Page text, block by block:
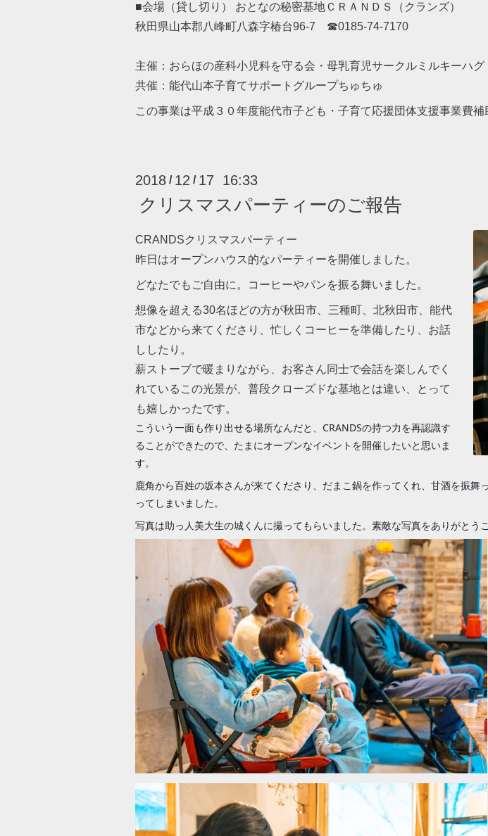
■会場（貸し切り） おとなの秘密基地ＣＲＡＮＤＳ（クランズ）
秋田県山本郡八峰町八森字椿台96-7 ☎0185-74-7170
主催：おらほの産科小児科を守る会・母乳育児サークルミルキーハ
共催：能代山本子育てサポートグループちゅちゅ
この事業は平成３０年度能代市子ども・子育て応援団体支援事業費
2018 / 12 / 17 16:33
クリスマスパーティーのご報告
CRANDSクリスマスパーティー
昨日はオープンハウス的なパーティーを開催しました。
どなたでもご自由に。コーヒーやパンを振る舞いました。
想像を超える30名ほどの方が秋田市、三種町、北秋田市、能代
市などから来てくださり、忙しくコーヒーを準備したり、お話
ししたり。
薪ストーブで暖まりながら、お客さん同士で会話を楽しんでく
れているこの光景が、普段クローズドな基地とは違い、とって
も嬉しかったです。
こういう一面も作り出せる場所なんだと、CRANDSの持つ力を再認識す
ることができたので、たまにオープンなイベントを開催したいと思いま
す。
鹿角から百姓の坂本さんが来てくださり、だまこ鍋を作ってくれ、甘酒を振
ってしまいました。
写真は助っ人美大生の城くんに撮ってもらいました。素敵な写真をありがとうご